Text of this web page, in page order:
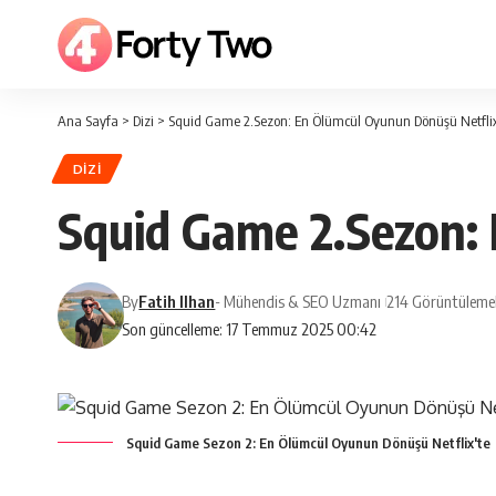
Ana Sayfa > Dizi > Squid Game 2.Sezon: En Ölümcül Oyunun Dönüşü
DIZI
Squid Game
Son güncelleme: 17 Temmuz 2025 00:42
ByFatih Ilhan- Mühendis & SEO Uzmanı 214
Squid Game Sezon 2: En Ölümcül Oyunun Dönüşü Netflix'te